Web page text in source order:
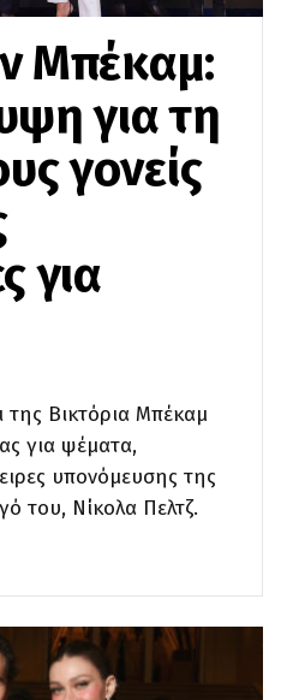
Μπέκαμ:
για τη
γονείς
για
της Βικτόρια Μπέκαμ
για ψέματα,
υπονόμευσης της
του, Νίκολα Πελτζ.